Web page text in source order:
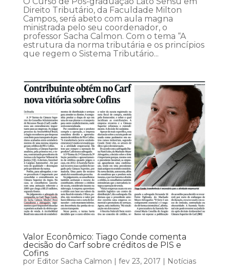
Direito Tributário, da Faculdade Milton
Campos, será abeto com aula magna
ministrada pelo seu coordenador, o
professor Sacha Calmon. Com o tema “A
estrutura da norma tributária e os princípios
que regem o Sistema Tributário...
Valor Econômico: Tiago Conde comenta
decisão do Carf sobre créditos de PIS e
Cofins
por Editor Sacha Calmon | fev 23, 2017 | Notícias